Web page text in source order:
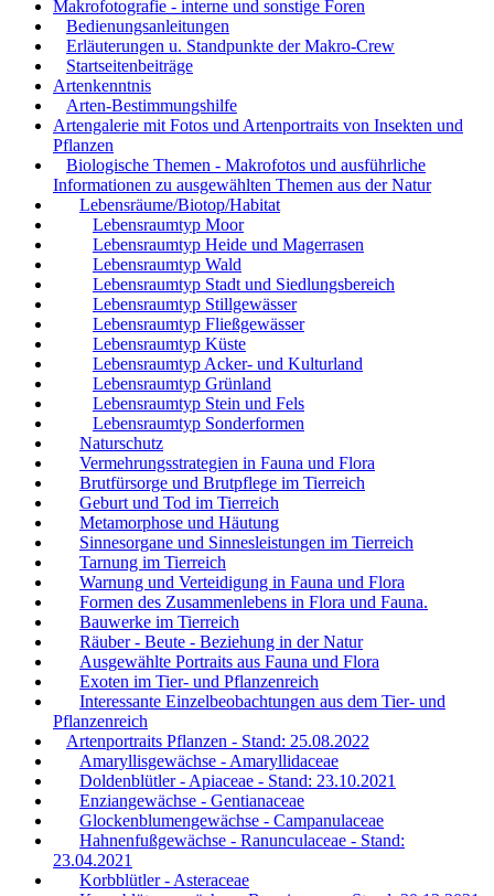
Makrofotografie - interne und sonstige Foren
Bedienungsanleitungen
Erläuterungen u. Standpunkte der Makro-Crew
Startseitenbeiträge
Artenkenntnis
Arten-Bestimmungshilfe
Artengalerie mit Fotos und Artenportraits von Insekten und
Pflanzen
Biologische Themen - Makrofotos und ausführliche
Informationen zu ausgewählten Themen aus der Natur
Lebensräume/Biotop/Habitat
Lebensraumtyp Moor
Lebensraumtyp Heide und Magerrasen
Lebensraumtyp Wald
Lebensraumtyp Stadt und Siedlungsbereich
Lebensraumtyp Stillgewässer
Lebensraumtyp Fließgewässer
Lebensraumtyp Küste
Lebensraumtyp Acker- und Kulturland
Lebensraumtyp Grünland
Lebensraumtyp Stein und Fels
Lebensraumtyp Sonderformen
Naturschutz
Vermehrungsstrategien in Fauna und Flora
Brutfürsorge und Brutpflege im Tierreich
Geburt und Tod im Tierreich
Metamorphose und Häutung
Sinnesorgane und Sinnesleistungen im Tierreich
Tarnung im Tierreich
Warnung und Verteidigung in Fauna und Flora
Formen des Zusammenlebens in Flora und Fauna.
Bauwerke im Tierreich
Räuber - Beute - Beziehung in der Natur
Ausgewählte Portraits aus Fauna und Flora
Exoten im Tier- und Pflanzenreich
Interessante Einzelbeobachtungen aus dem Tier- und
Pflanzenreich
Artenportraits Pflanzen - Stand: 25.08.2022
Amaryllisgewächse - Amaryllidaceae
Doldenblütler - Apiaceae - Stand: 23.10.2021
Enziangewächse - Gentianaceae
Glockenblumengewächse - Campanulaceae
Hahnenfußgewächse - Ranunculaceae - Stand:
23.04.2021
Korbblütler - Asteraceae